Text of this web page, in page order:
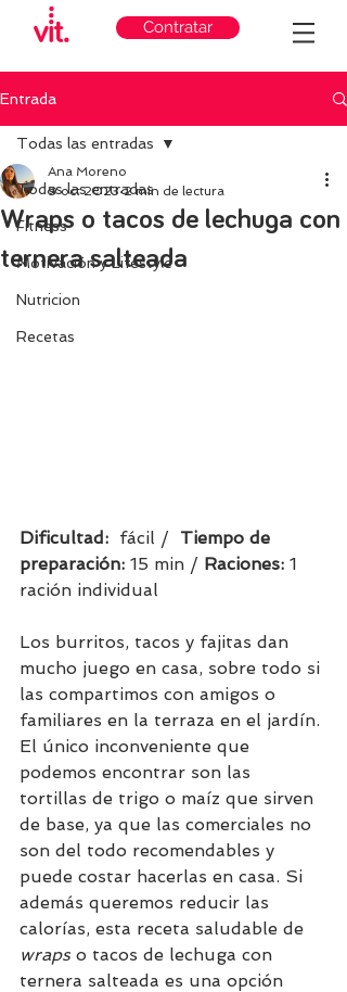
Contratar
Entrada
Todas las entradas
Fitness
Motivación y Lifestyle
Nutricion
Recetas
Todas las entradas
Wraps o tacos de lechuga con
ternera salteada
Ana Moreno
9 oct 2023 2 min de lectura
Dificultad: fácil / Tiempo de
preparación: 15 min / Raciones: 1
ración individual
Los burritos, tacos y fajitas dan
mucho juego en casa, sobre todo si
las compartimos con amigos o
familiares en la terraza en el jardín.
El único inconveniente que
podemos encontrar son las
tortillas de trigo o maíz que sirven
de base, ya que las comerciales no
son del todo recomendables y
puede costar hacerlas en casa. Si
además queremos reducir las
calorías, esta receta saludable de
wraps o tacos de lechuga con
ternera salteada es una opción